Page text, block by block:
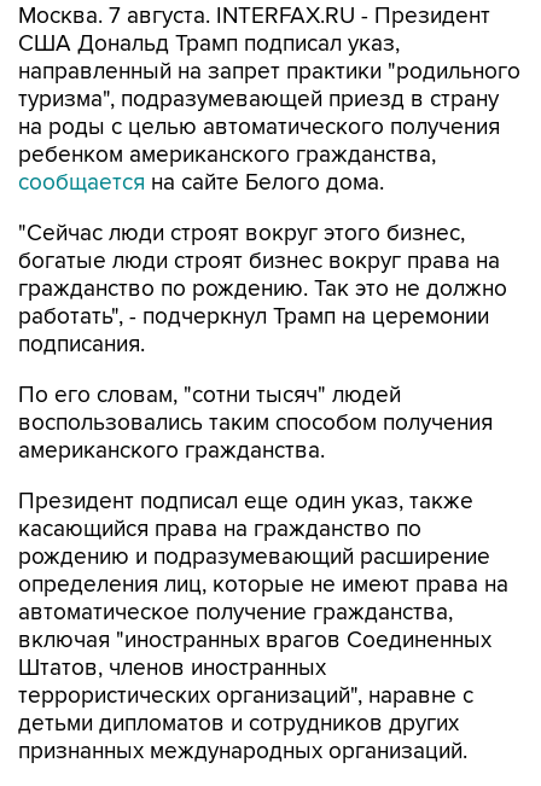
Москва. 7 августа. INTERFAX.RU - Президент
США Дональд Трамп подписал указ,
направленный на запрет практики "родильного
туризма", подразумевающей приезд в страну
на роды с целью автоматического получения
ребенком американского гражданства,
сообщается на сайте Белого дома.
"Сейчас люди строят вокруг этого бизнес,
богатые люди строят бизнес вокруг права на
гражданство по рождению. Так это не должно
работать", - подчеркнул Трамп на церемонии
подписания.
По его словам, "сотни тысяч" людей
воспользовались таким способом получения
американского гражданства.
Президент подписал еще один указ, также
касающийся права на гражданство по
рождению и подразумевающий расширение
определения лиц, которые не имеют права на
автоматическое получение гражданства,
включая "иностранных врагов Соединенных
Штатов, членов иностранных
террористических организаций", наравне с
детьми дипломатов и сотрудников других
признанных международных организаций.